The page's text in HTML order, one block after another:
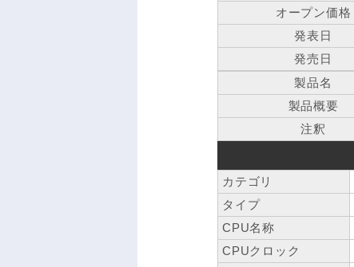
オープン価格
発表日
発売日
製品名
製品概要
注釈
カテゴリ
タイプ
CPU名称
CPUクロック